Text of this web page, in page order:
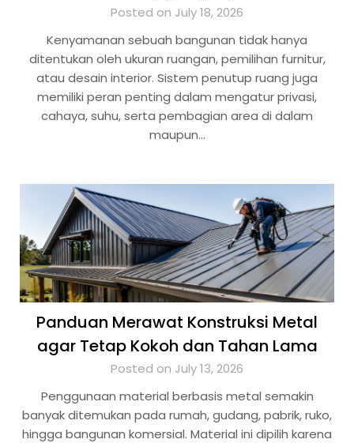
Posted on July 18, 2026
Kenyamanan sebuah bangunan tidak hanya
ditentukan oleh ukuran ruangan, pemilihan furnitur,
atau desain interior. Sistem penutup ruang juga
memiliki peran penting dalam mengatur privasi,
cahaya, suhu, serta pembagian area di dalam
maupun…
Panduan Merawat Konstruksi Metal
agar Tetap Kokoh dan Tahan Lama
Posted on July 13, 2026
Penggunaan material berbasis metal semakin
banyak ditemukan pada rumah, gudang, pabrik, ruko,
hingga bangunan komersial. Material ini dipilih karena